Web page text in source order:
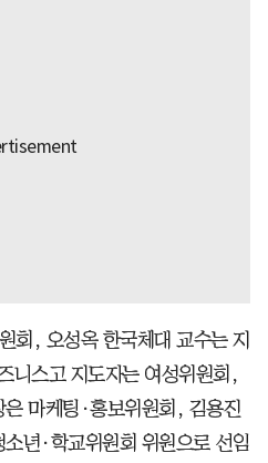
회, 오성옥 한국체대 교수는 지
니스고 지도자는 여성위원회,
마케팅·홍보위원회, 김용진
년·학교위원회 위원으로 선임